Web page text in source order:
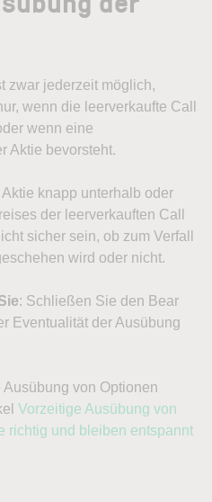
zwar jederzeit möglich,
wenn die leerverkaufte Call
wenn eine
Aktie bevorsteht.
knapp unterhalb oder
der leerverkauften Call
sicher sein, ob zum Verfall
wird oder nicht.
: Schließen Sie den Bear
Eventualität der Ausübung
von Optionen
Vorzeitige Ausübung von
richtig und bleiben entspannt